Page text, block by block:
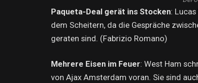
Paqueta-Deal gerät ins Stocken:
dem Scheitern, da die Gespräche
geraten sind. (Fabrizio Romano)
Mehrere Eisen im Feuer: West Ham
von Ajax Amsterdam voran. Sie sind